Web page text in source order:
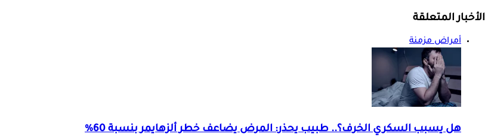
الأخبار المتعلقة
أمراض مزمنة
هل يسبب السكري الخرف؟.. طبيب يحذر: المرض يضاعف خطر ألزهايمر بنسبة 60%